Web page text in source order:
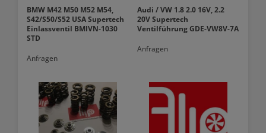
BMW M42 M50 M52 M54,
S42/S50/S52 USA Supertech
Einlassventil BMIVN-1030
STD
Anfragen
Audi / VW 1.8 2.0 16V, 2.2
20V Supertech
Ventilführung GDE-VW8V-7A
Anfragen